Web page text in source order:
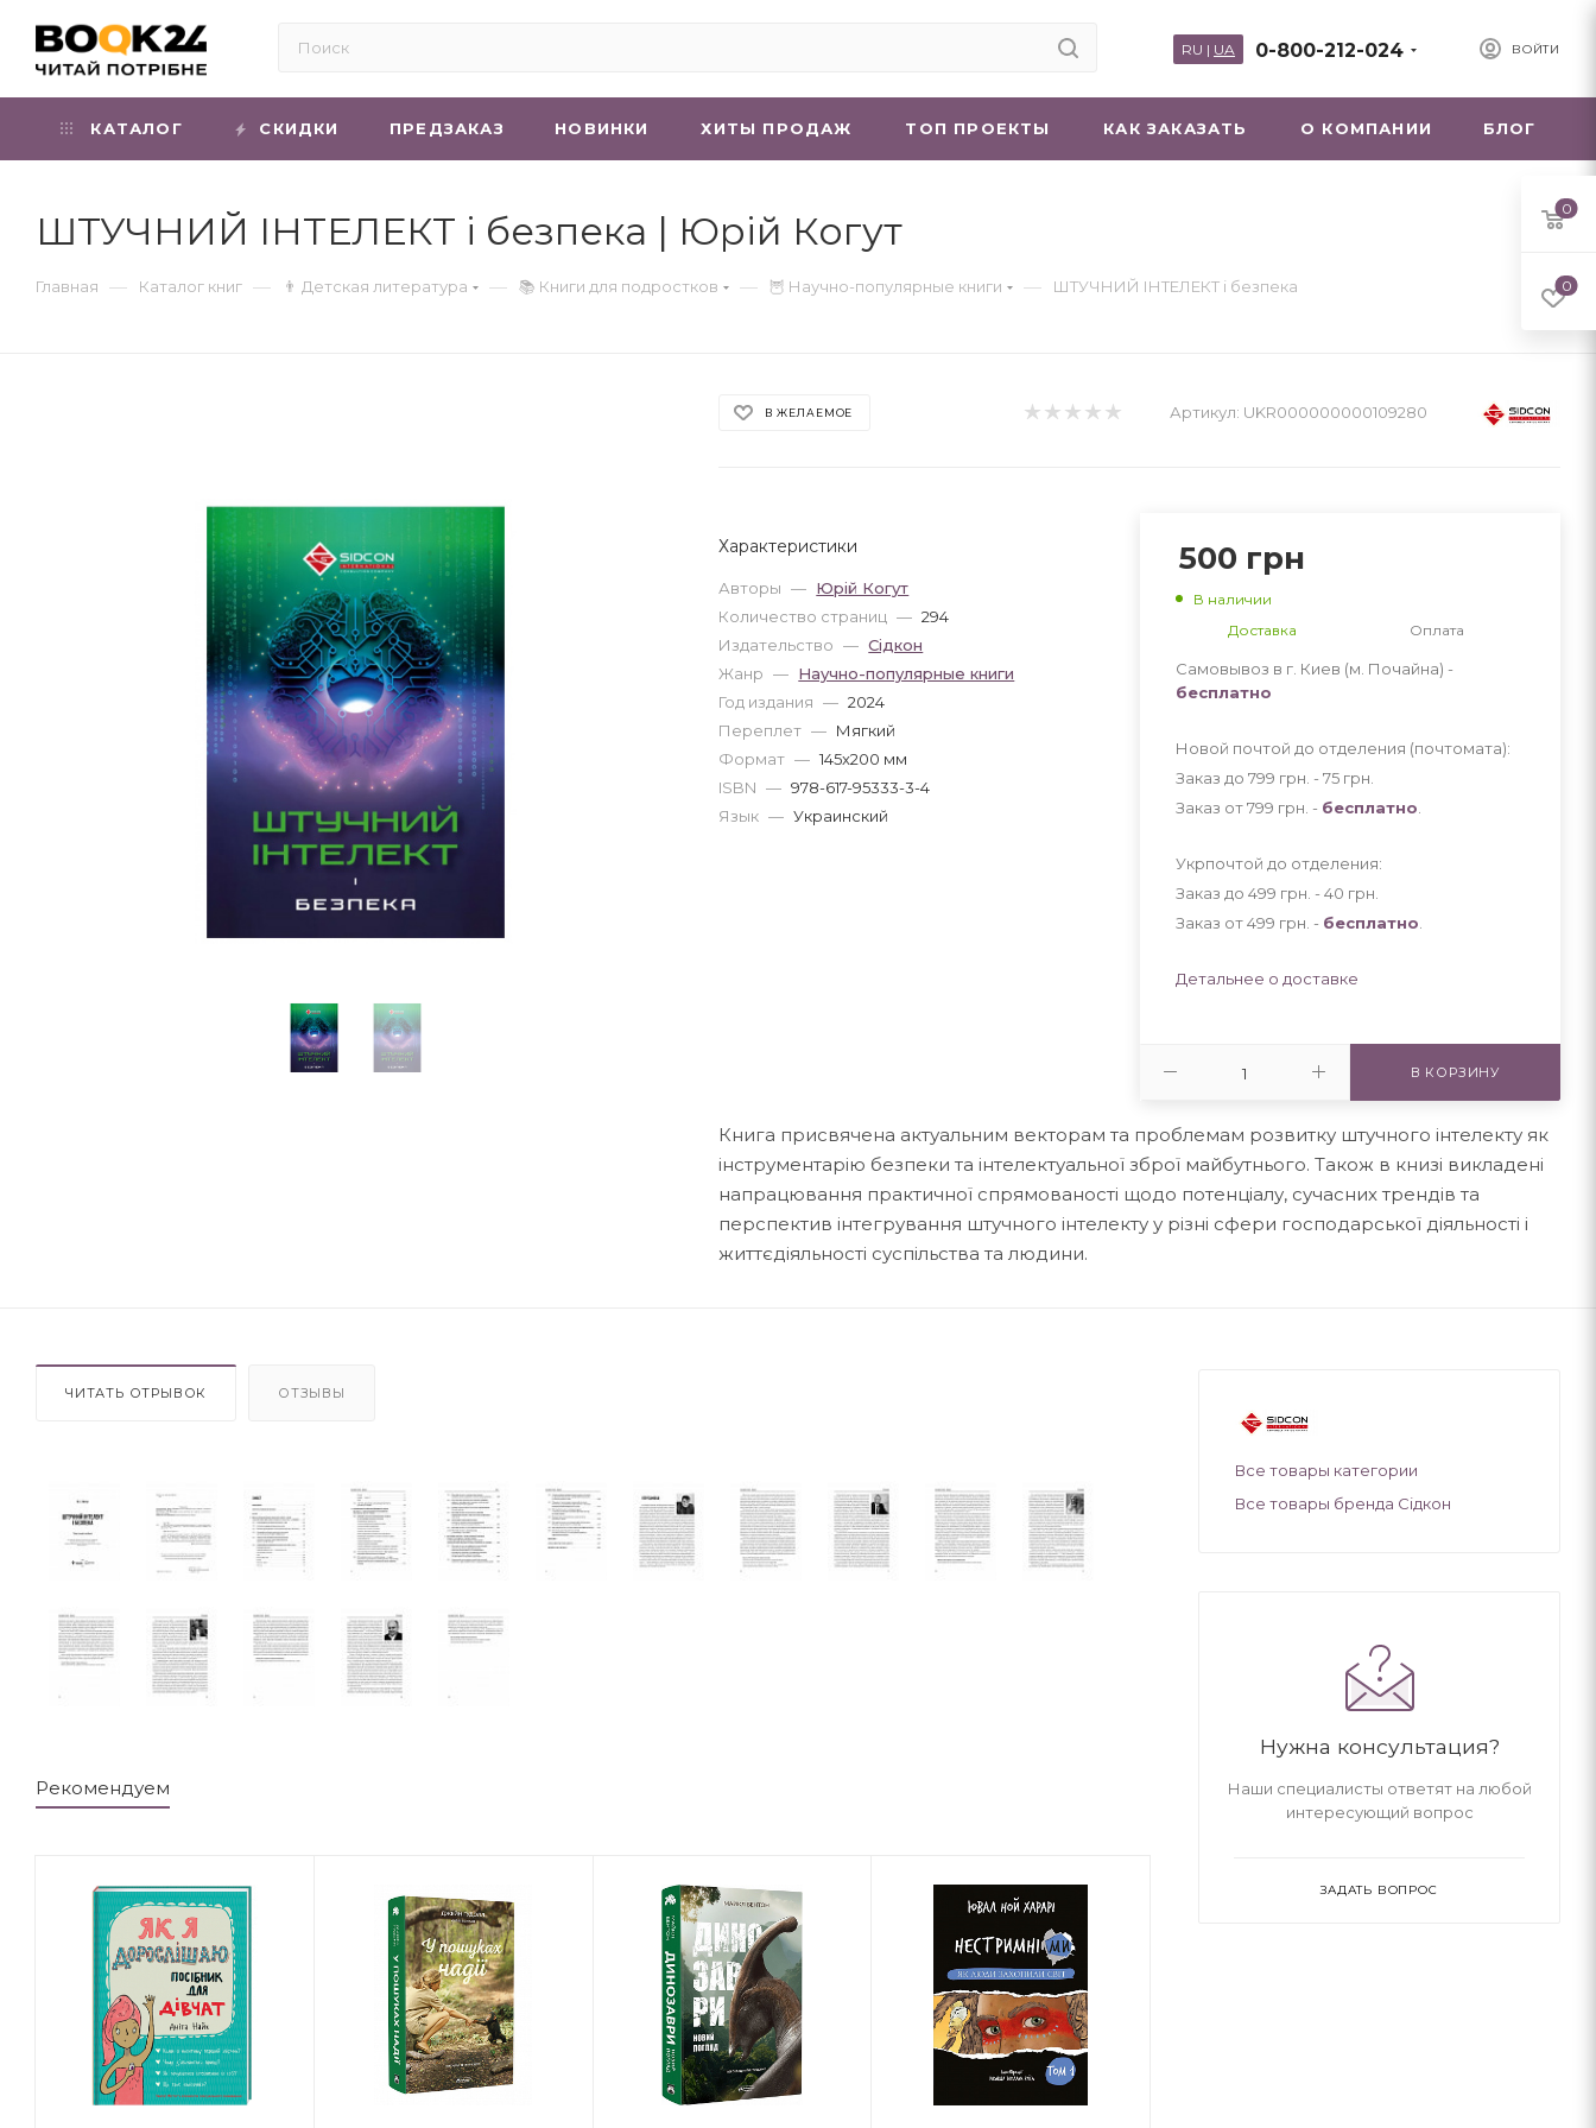
ВОЙТИ
0-800-212-024
RU | UA
КАТАЛОГ СКИДКИ ПРЕДЗАКАЗ НОВИНКИ ХИТЫ ПРОДАЖ ТОП ПРОЕКТЫ КАК ЗАКАЗАТЬ О КОМПАНИИ БЛОГ
ШТУЧНИЙ ІНТЕЛЕКТ і безпека | Юрій Когут
Главная — Каталог книг — 👨 Детская литература — 📚 Книги для подростков — 🦉 Научно-популярные книги — ШТУЧНИЙ ІНТЕЛЕКТ і безпека
В ЖЕЛАЕМОЕ Артикул: UKR000000000109280
Характеристики
Авторы — Юрій Когут
Количество страниц — 294
Издательство — Сідкон
Жанр — Научно-популярные книги
Год издания — 2024
Переплет — Мягкий
Формат — 145x200 мм
ISBN — 978-617-95333-3-4
Язык — Украинский
500 грн
В наличии
Доставка
Оплата
Самовывоз в г. Киев (м. Почайна) -
бесплатно
Новой почтой до отделения (почтомата):
Заказ до 799 грн. - 75 грн
Заказ от 799 грн. - бесплатно
Укрпочтой до отделения:
Заказ до 499 грн. - 40 грн
Заказ от 499 грн. - бесплатно
Детальнее о доставке
В КОРЗИНУ
Книга присвячена актуальним векторам та проблемам розвитку штучного інтелекту як
інструментарію безпеки та інтелектуальної зброї майбутнього. Також в книзі викладені
напрацювання практичної спрямованості щодо потенціалу, сучасних трендів та
перспектив інтегрування штучного інтелекту у різні сфери господарської діяльності і
життєдіяльності суспільства та людини.
ЧИТАТЬ ОТРЫВОК ОТЗЫВЫ
Рекомендуем
Все товары категории
Все товары бренда Сідкон
Нужна консультация?
Наши специалисты ответят на любой
интересующий вопрос
ЗАДАТЬ ВОПРОС
0
0